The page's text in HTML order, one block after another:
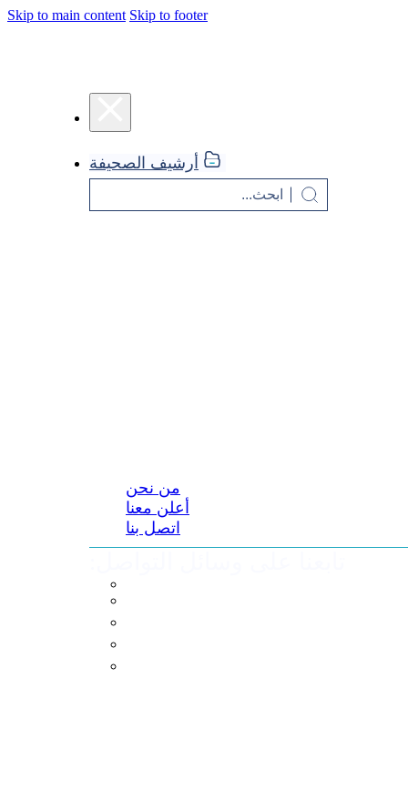
Skip to main content Skip to footer
أرشيف الصحيفة
من نحن
أعلن معنا
اتصل بنا